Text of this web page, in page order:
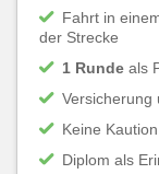
Fahrt in
der Strecke
1 Runde als
Versicherung
Keine Kaution
Diplom als